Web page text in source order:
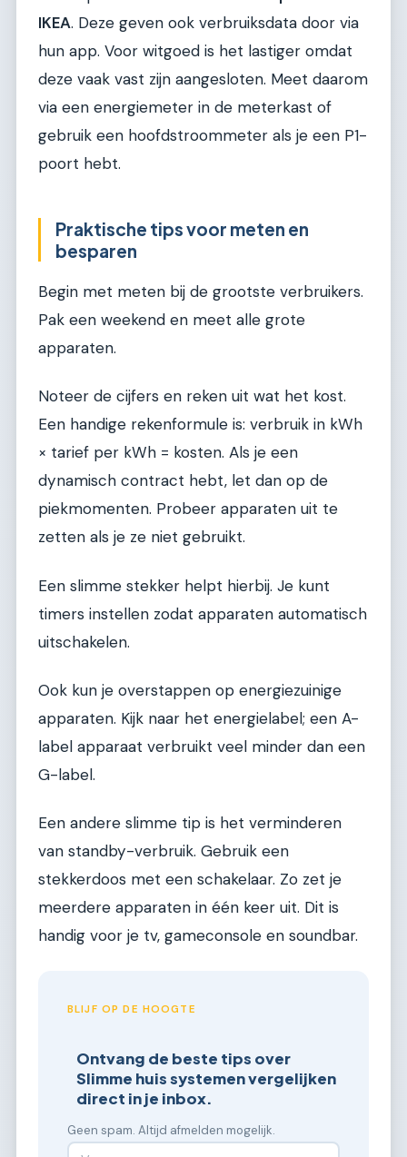
IKEA. Deze geven ook verbruiksdata door via
hun app. Voor witgoed is het lastiger omdat
deze vaak vast zijn aangesloten. Meet daarom
via een energiemeter in de meterkast of
gebruik een hoofdstroommeter als je een P1-
poort hebt.
Praktische tips voor meten en
besparen
Begin met meten bij de grootste verbruikers.
Pak een weekend en meet alle grote
apparaten.
Noteer de cijfers en reken uit wat het kost.
Een handige rekenformule is: verbruik in kWh
× tarief per kWh = kosten. Als je een
dynamisch contract hebt, let dan op de
piekmomenten. Probeer apparaten uit te
zetten als je ze niet gebruikt.
Een slimme stekker helpt hierbij. Je kunt
timers instellen zodat apparaten automatisch
uitschakelen.
Ook kun je overstappen op energiezuinige
apparaten. Kijk naar het energielabel; een A-
label apparaat verbruikt veel minder dan een
G-label.
Een andere slimme tip is het verminderen
van standby-verbruik. Gebruik een
stekkerdoos met een schakelaar. Zo zet je
meerdere apparaten in één keer uit. Dit is
handig voor je tv, gameconsole en soundbar.
BLIJF OP DE HOOGTE
Ontvang de beste tips over
Slimme huis systemen vergelijken
direct in je inbox.
Geen spam. Altijd afmelden mogelijk.